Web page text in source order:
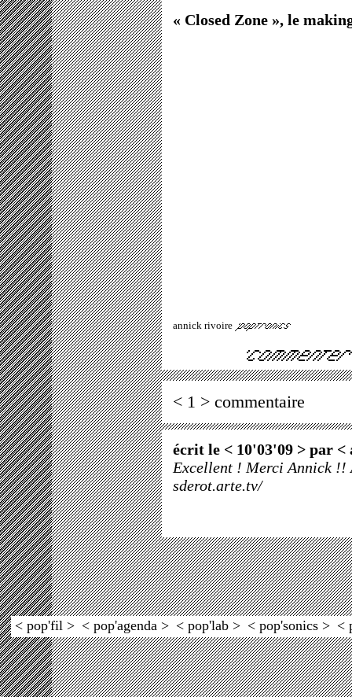
« Closed Zone », le
annick rivoire
< 1 > commentaire
écrit le < 10'03'09 > par <
Excellent ! Merci Annick !!
sderot.arte.tv/
< pop'fil > < pop'agenda > < pop'lab > < pop'sonics > <